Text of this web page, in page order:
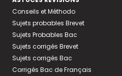
Conseils et Méthodo
Sujets probables Brevet
Sujets Probables Bac
Sujets corrigés Brevet
Sujets corrigés Bac
Corrigés Bac de Français